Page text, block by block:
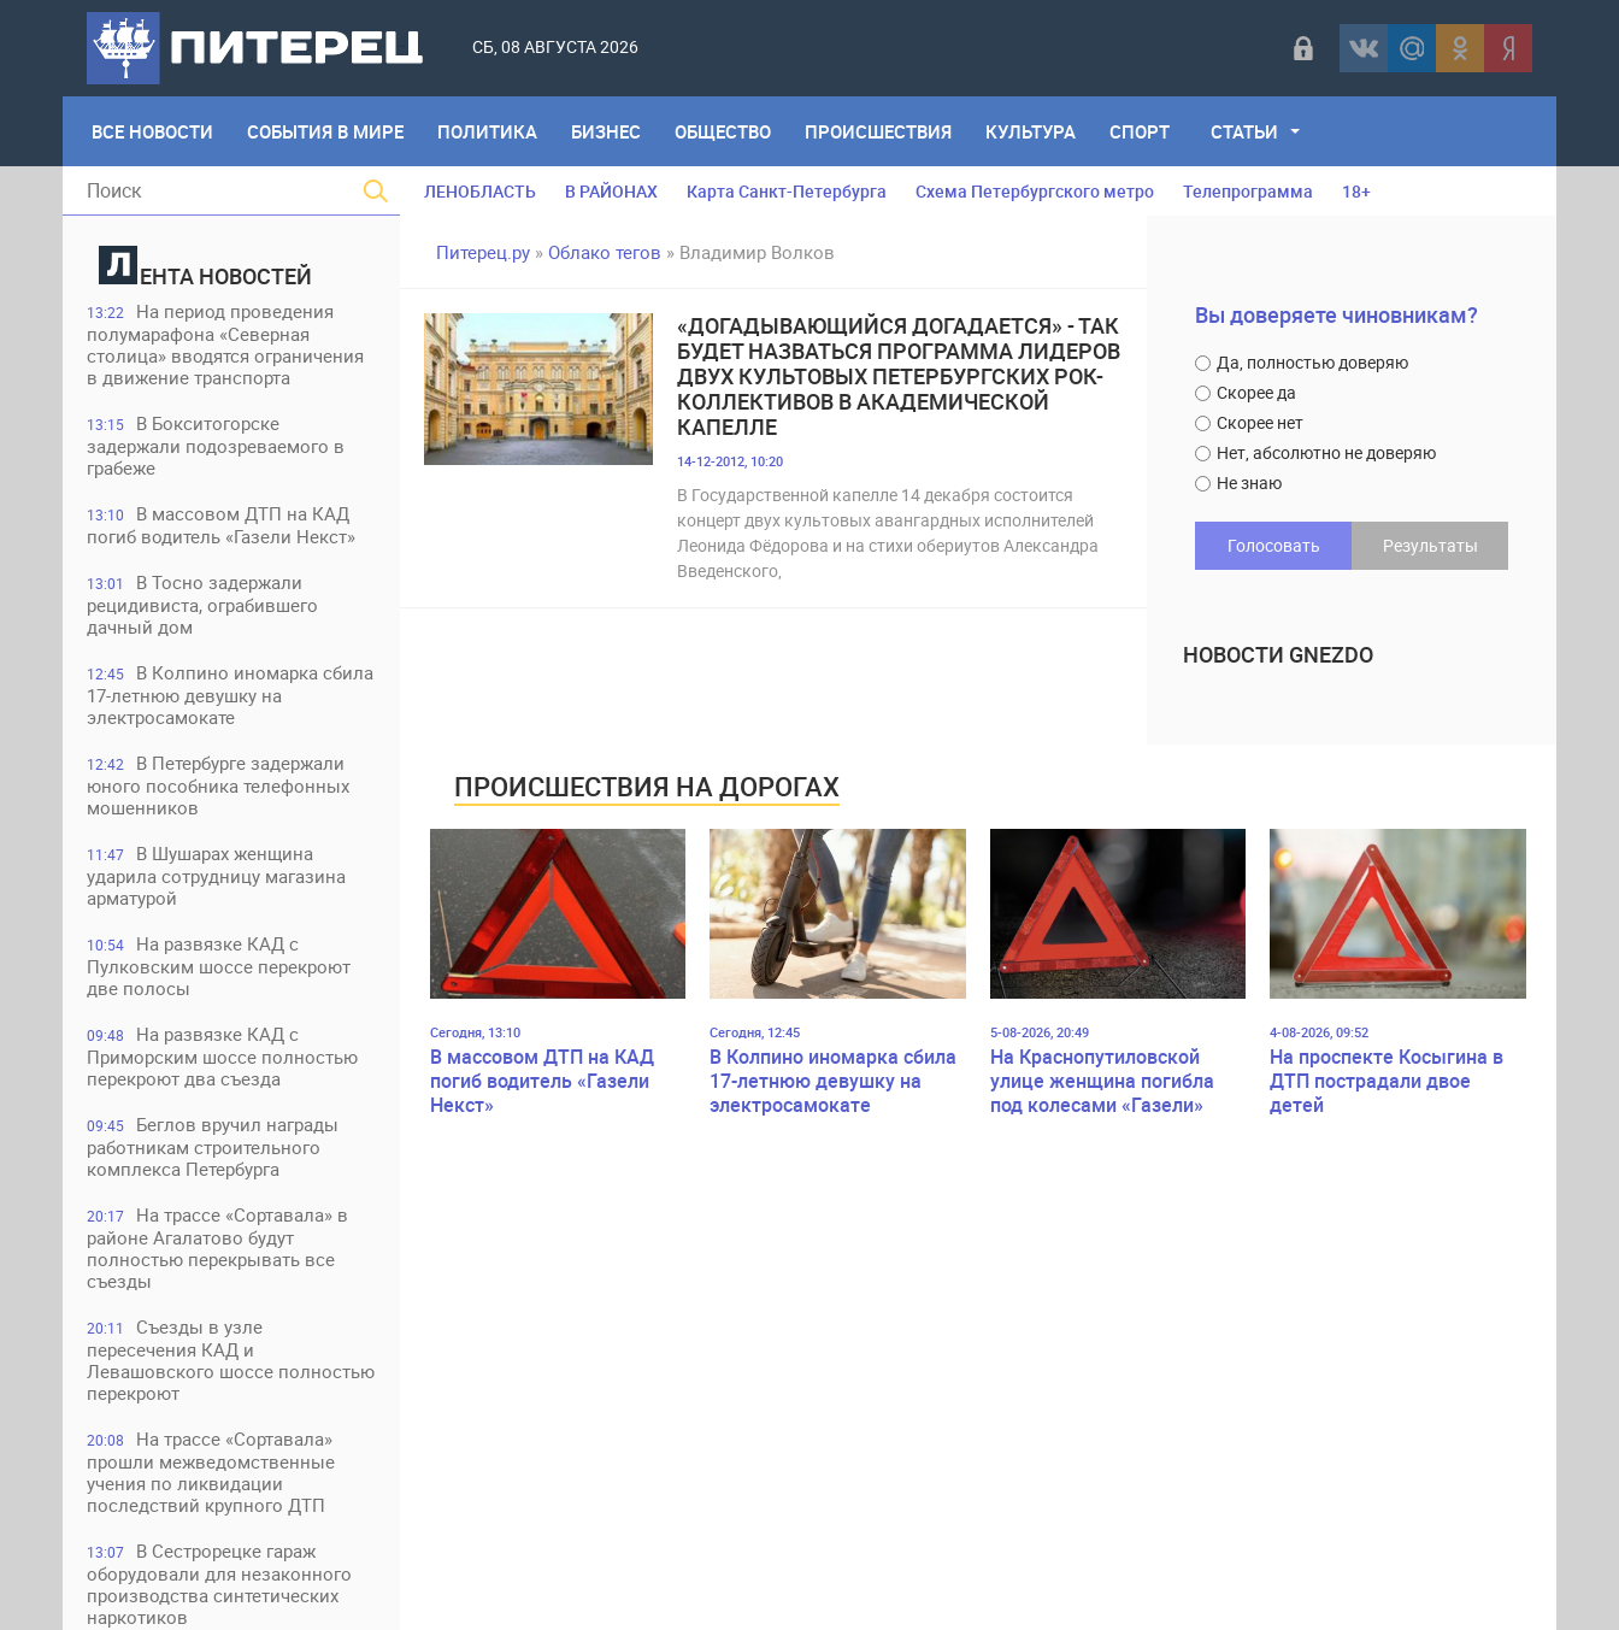
СБ, 08 АВГУСТА 2026
ВСЕ НОВОСТИ СОБЫТИЯ В МИРЕ ПОЛИТИКА БИЗНЕС ОБЩЕСТВО ПРОИСШЕСТВИЯ КУЛЬТУРА СПОРТ СТАТЬИ
ЕНТА НОВОСТЕЙ
13:22
На период проведения
полумарафона «Северная
столица» вводятся ограничения
в движение транспорта
13:15
В Бокситогорске
задержали подозреваемого в
грабеже
13:10
В массовом ДТП на КАД
погиб водитель «Газели Некст»
13:01
В Тосно задержали
рецидивиста, ограбившего
дачный дом
12:45
В Колпино иномарка сбила
17-летнюю девушку на
электросамокате
12:42
В Петербурге задержали
юного пособника телефонных
мошенников
11:47
В Шушарах женщина
ударила сотрудницу магазина
арматурой
10:54
На развязке КАД с
Пулковским шоссе перекроют
две полосы
09:48
На развязке КАД с
Приморским шоссе полностью
перекроют два съезда
09:45
Беглов вручил награды
работникам строительного
комплекса Петербурга
20:17
На трассе «Сортавала» в
районе Агалатово будут
полностью перекрывать все
съезды
20:11
Съезды в узле
пересечения КАД и
Левашовского шоссе полностью
перекроют
20:08
На трассе «Сортавала»
прошли межведомственные
учения по ликвидации
последствий крупного ДТП
13:07
В Сестрорецке гараж
оборудовали для незаконного
производства синтетических
наркотиков
ЛЕНОБЛАСТЬ В РАЙОНАХ Карта Санкт-Петербурга Схема Петербургского метро Телепрограмма 18+
Питерец.ру » Облако тегов » Владимир Волков
«ДОГАДЫВАЮЩИЙСЯ ДОГАДАЕТСЯ» - ТАК
БУДЕТ НАЗВАТЬСЯ ПРОГРАММА ЛИДЕРОВ
ДВУХ КУЛЬТОВЫХ ПЕТЕРБУРГСКИХ РОК-
КОЛЛЕКТИВОВ В АКАДЕМИЧЕСКОЙ
КАПЕЛЛЕ
14-12-2012, 10:20
В Государственной капелле 14 декабря состоится
концерт двух культовых авангардных исполнителей
Леонида Фёдорова и на стихи обериутов Александра
Введенского,
Вы доверяете чиновникам?
Да, полностью доверяю
Скорее да
Скорее нет
Нет, абсолютно не доверяю
Не знаю
Голосовать Результаты
НОВОСТИ GNEZDO
ПРОИСШЕСТВИЯ НА ДОРОГАХ
Сегодня, 13:10
В массовом ДТП на КАД
погиб водитель «Газели
Некст»
Сегодня, 12:45
В Колпино иномарка сбила
17-летнюю девушку на
электросамокате
5-08-2026, 20:49
На Краснопутиловской
улице женщина погибла
под колесами «Газели»
4-08-2026, 09:52
На проспекте Косыгина в
ДТП пострадали двое
детей